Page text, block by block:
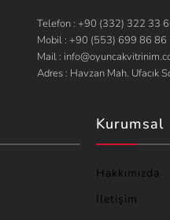
Telefon : +90 (332) 322 33
Mobil : +90 (553) 699 86 86
Mail :
Adres : Havzan Mah. Ufacık
Kurumsal
Hakkımızda
İletişim